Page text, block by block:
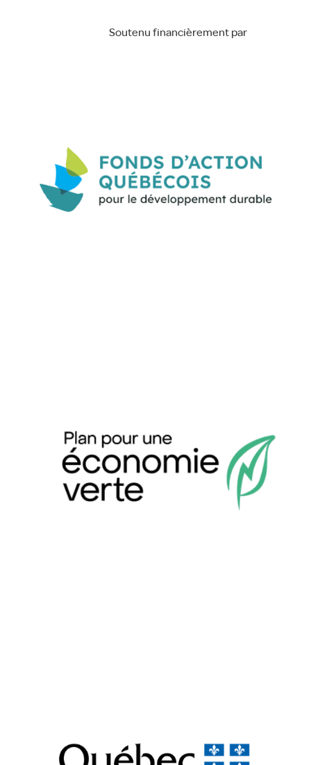
Soutenu financièrement par